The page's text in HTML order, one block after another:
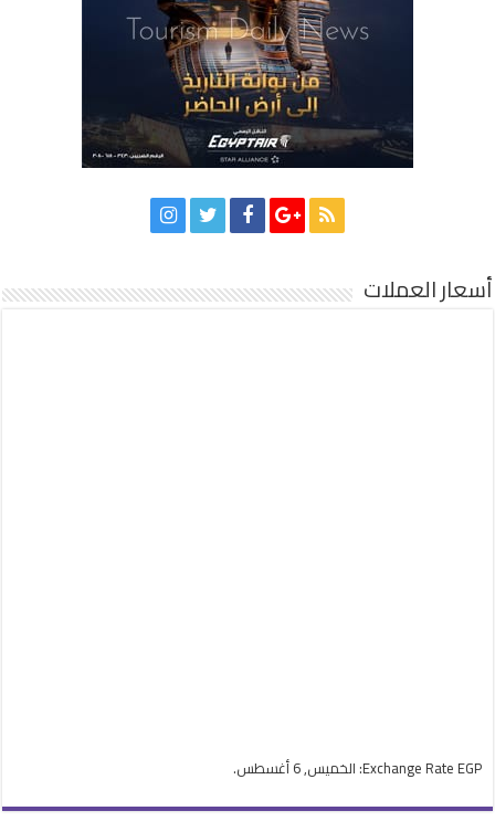
أسعار العملات
Exchange Rate EGP : الخميس, 6 أغسطس.